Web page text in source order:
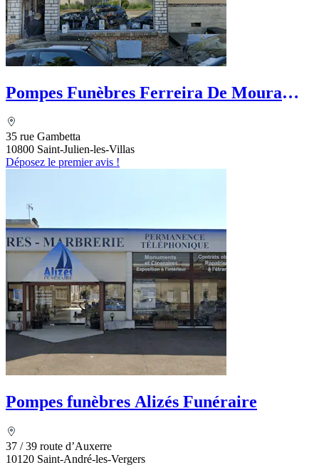
Pompes Funèbres Ferreira De Moura
35 rue Gambetta
10800 Saint-Julien-les-Villas
Déposez le premier avis !
Pompes funèbres Alizés Funéraire
37 / 39 route d’Auxerre
10120 Saint-André-les-Vergers